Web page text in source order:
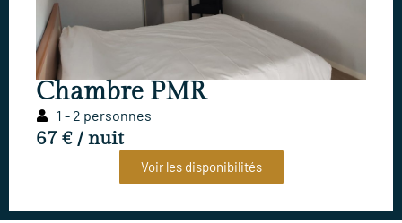
Chambre PMR
1 - 2 personnes
67 € / nuit
Voir les disponibilités